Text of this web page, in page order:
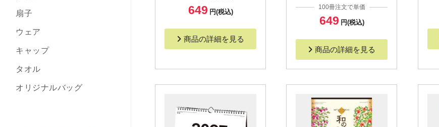
649 円(税込)
商品の詳細を見る
100冊注文で単価
649 円(税込)
商品の詳細を見る
扇子
ウェア
キャップ
タオル
オリジナルバッグ